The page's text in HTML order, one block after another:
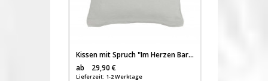
Kissen mit Spruch "Im Herzen Barfuß" inklusive Füllung k10
ab
29,90 €
Lieferzeit: 1-2 Werktage